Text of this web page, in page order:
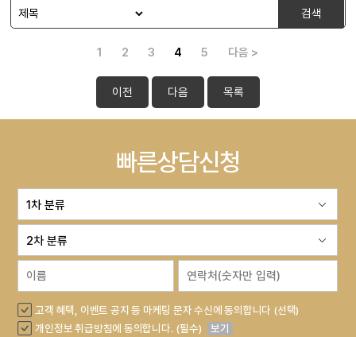
검색
1 2 3 4 5 다음 >
이전 다음 목록
빠른상담신청
고객 혜택, 이벤트 공지 등 마케팅 문자 수신에 동의합니다 (선택)
개인정보 취급방침에 동의합니다. (필수)
보기